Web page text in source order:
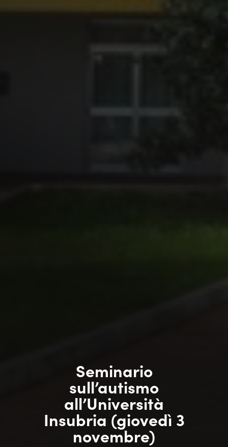
Seminario
sull’autismo
all’Università
Insubria (giovedì 3
novembre)